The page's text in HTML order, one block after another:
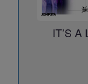
IT’S